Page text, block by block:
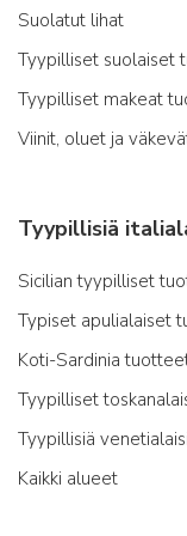
Suolatut lihat
Tyypilliset suolaiset
Tyypilliset makeat
Viinit, oluet ja
Tyypillisiä
Sicilian tyypilliset
Typiset apulialaiset
Koti-Sardinia
Tyypilliset
Tyypillisiä
Kaikki alueet